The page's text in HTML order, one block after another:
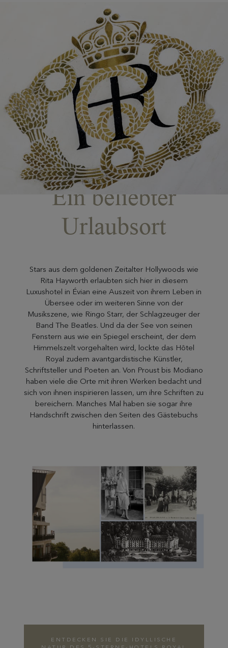
Ein beliebter
Urlaubsort
Stars aus dem goldenen Zeitalter Hollywoods wie
Rita Hayworth erlaubten sich hier in diesem
Luxushotel in Évian eine Auszeit von ihrem Leben in
Übersee oder im weiteren Sinne von der
Musikszene, wie Ringo Starr, der Schlagzeuger der
Band The Beatles. Und da der See von seinen
Fenstern aus wie ein Spiegel erscheint, der dem
Himmelszelt vorgehalten wird, lockte das Hôtel
Royal zudem avantgardistische Künstler,
Schriftsteller und Poeten an. Von Proust bis Modiano
haben viele die Orte mit ihren Werken bedacht und
sich von ihnen inspirieren lassen, um ihre Schriften zu
bereichern. Manches Mal haben sie sogar ihre
Handschrift zwischen den Seiten des Gästebuchs
hinterlassen.
ENTDECKEN SIE DIE IDYLLISCHE